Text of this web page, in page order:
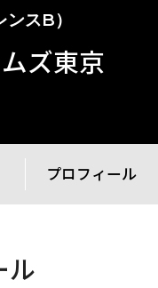
スB）
ズ東京
プロフィール
ル